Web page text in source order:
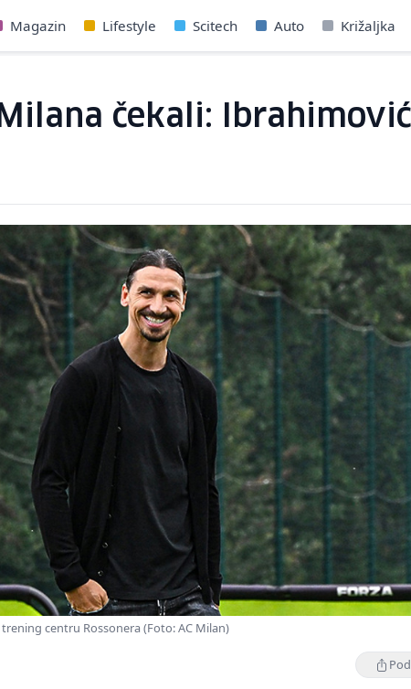
Magazin Lifestyle Scitech Auto Križaljka
čekali:
centru Rossonera (Foto: AC Milan)